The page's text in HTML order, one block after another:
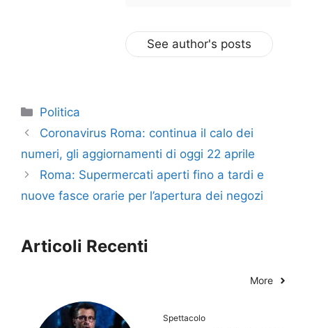
See author's posts
Categorie
Politica
Coronavirus Roma: continua il calo dei
numeri, gli aggiornamenti di oggi 22 aprile
Roma: Supermercati aperti fino a tardi e
nuove fasce orarie per l’apertura dei negozi
Articoli Recenti
More
Spettacolo